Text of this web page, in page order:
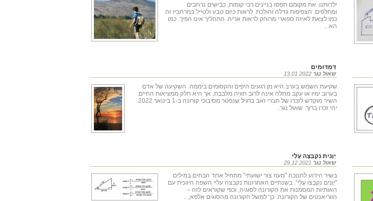
ילדותנו. את מקומם תפסו בניינים רבי קומות, כבישים נרחבים
ומחלפים. הצפיפות גדלה והולכת. לראות כיום טבע ולטייל במרחביו זה
כמו לצאת לאיזה ספארי מרוחק לראות אריה. התהליך אינו הפיך. כמו
הא...
דִּמְדּוּמִים
שאול נגר 13.01.2022
שקיעת השמש בערב היא מן רגעים היפים והקסומים ביממה. השקיעה של אדם
בערוב ימיו או עקב מחלה אינה לרוב חוויה מלבבת, אך היא חלק ממציאות החיים.
השיר מוקדש לזכרו של חברי זאב ברגיל שנפטר מסיבוכי קורונה ב-1 בינואר 2022.
יהי זכרו ברוך. שאול נגר.
יְוָנִית נִקְבְּצָה עָלַי
שאול נגר
בשיר הידוע לחנוכה "מעוז צור ישועתי" מתחיל אחד הבתים במילים
"יְוָנִים נִקְבְּצוּ עָלַי". בשנתיים האחרונות נקבצה עליי השפה היוונית עם
האותיות המסמנות את הקורונה לסוגיה, וכפי שקוראים לזה –
הווריאנטים של הקורונה. כך למשל הקורונה מהסוגים אלפא,...